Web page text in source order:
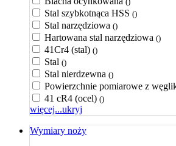
Stal szybkotnąca HSS ()
Stal narzędziowa ()
Hartowana stal narzędziowa ()
41Cr4 (stal) ()
Stal ()
Stal nierdzewna ()
Powierzchnie pomiarowe z
41 cR4 (ocel) ()
więcej...ukryj
Wymiary noży